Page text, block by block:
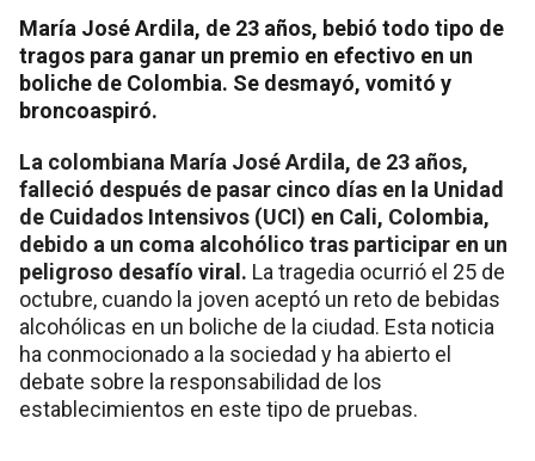
María José Ardila, de 23 años, bebió todo tipo de
tragos para ganar un premio en efectivo en un
boliche de Colombia. Se desmayó, vomitó y
broncoaspiró.
La colombiana María José Ardila, de 23 años,
falleció después de pasar cinco días en la Unidad
de Cuidados Intensivos (UCI) en Cali, Colombia,
debido a un coma alcohólico tras participar en un
peligroso desafío viral. La tragedia ocurrió el 25 de
octubre, cuando la joven aceptó un reto de bebidas
alcohólicas en un boliche de la ciudad. Esta noticia
ha conmocionado a la sociedad y ha abierto el
debate sobre la responsabilidad de los
establecimientos en este tipo de pruebas.